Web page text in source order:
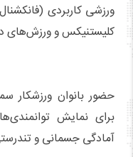
ورزشی کاربردی
کلیستنیکس و ورزش‌های
حضور بانوان ورزشکار
برای نمایش
آمادگی جسمانی و